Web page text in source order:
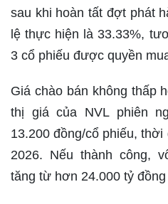
sau khi hoàn tất đợt phát
lệ thực hiện là 33.33%,
3 cổ phiếu được quyền
Giá chào bán không thấp
thị giá của NVL phiên
13.200 đồng/cổ phiếu,
2026. Nếu thành công,
tăng từ hơn 24.000 tỷ